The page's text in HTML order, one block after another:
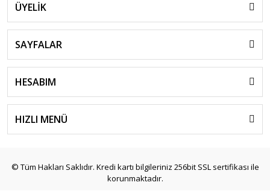
ÜYELİK
SAYFALAR
HESABIM
HIZLI MENÜ
© Tüm Hakları Saklıdır. Kredi kartı bilgileriniz 256bit SSL sertifikası ile
korunmaktadır.